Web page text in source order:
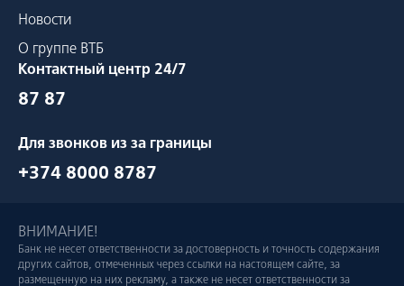
Новости
О группе ВТБ
Контактный центр 24/7
87 87
Для звонков из за границы
+374 8000 8787
ВНИМАНИЕ!
Банк не несет ответственности за достоверность и точность содержания
других сайтов, отмеченных через ссылки на настоящем сайте, за
размещенную на них рекламу, а также не несет ответственности за